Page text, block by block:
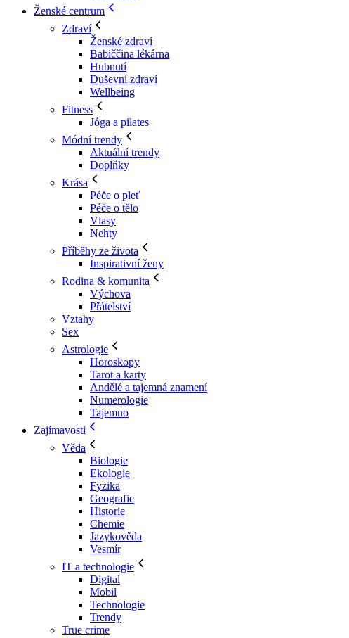
Ženské centrum
Zdraví
Ženské zdraví
Babiččina lékárna
Hubnutí
Duševní zdraví
Wellbeing
Fitness
Jóga a pilates
Módní trendy
Aktuální trendy
Doplňky
Krása
Péče o pleť
Péče o tělo
Vlasy
Nehty
Příběhy ze života
Inspirativní ženy
Rodina & komunita
Výchova
Přátelství
Vztahy
Sex
Astrologie
Horoskopy
Tarot a karty
Andělé a tajemná znamení
Numerologie
Tajemno
Zajímavosti
Věda
Biologie
Ekologie
Fyzika
Geografie
Historie
Chemie
Jazykověda
Vesmír
IT a technologie
Digital
Mobil
Technologie
Trendy
True crime